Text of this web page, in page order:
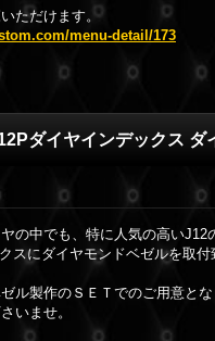
ただけます。
menu-detail/173
ダイヤインデックス ダ
の中でも、特に人気の高いJ12
スにダイヤモンドベゼルを取付
ル製作のＳＥＴでのご用意と
いませ。